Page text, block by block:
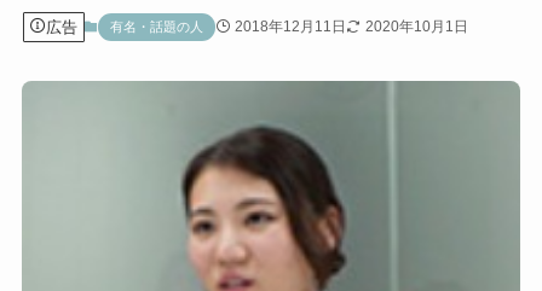
広告 有名・話題の人 2018年12月11日 2020年10月1日